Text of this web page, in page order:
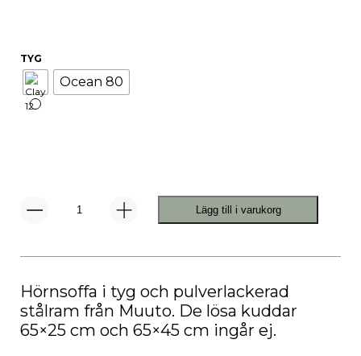
TYG
Ocean 80
In
mängd
Lägg till i varukorg
Hörnsoffa i tyg och pulverlackerad
stålram från Muuto. De lösa kuddar
65×25 cm och 65×45 cm ingår ej.